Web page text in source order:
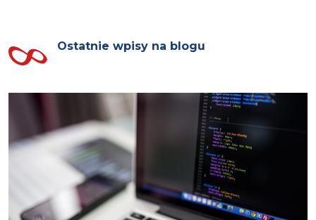
Ostatnie wpisy na blogu